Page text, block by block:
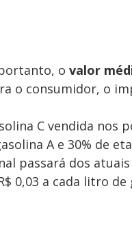
o valor
o consumidor, o
C vendida
A e 30% de
passará dos
0,03 a cada litro